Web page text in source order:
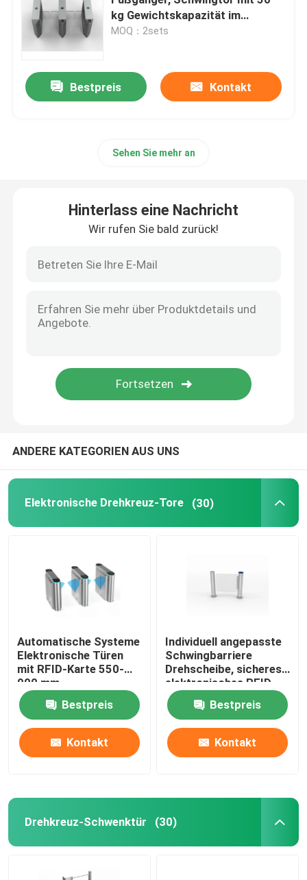
Drehkreuz-Schwenktür
Klappen-Drehkreuz-Tor
Volles Höhendrehkreuz
Zugriffskontrolldrehkreuz
Büro-Sicherheits-Tore
Smart-Door-Zugriffskontrollsystem
kg Gewichtskapazität im
Innenraum
MOQ：2sets
Bestpreis Kontakt
Sehen Sie mehr an
Hinterlass eine Nachricht
Wir rufen Sie bald zurück!
ANDERE KATEGORIEN AUS UNS
Elektronische Drehkreuz-Tore (30)
Automatische Systeme
Elektronische Türen
mit RFID-Karte 550-
900 mm
Bestpreis
Kontakt
Individuell angepasste
Schwingbarriere
Drehscheibe, sicheres
elektronisches RFID
Drehscheibe Tor
Bestpreis
Kontakt
Drehkreuz-Schwenktür (30)